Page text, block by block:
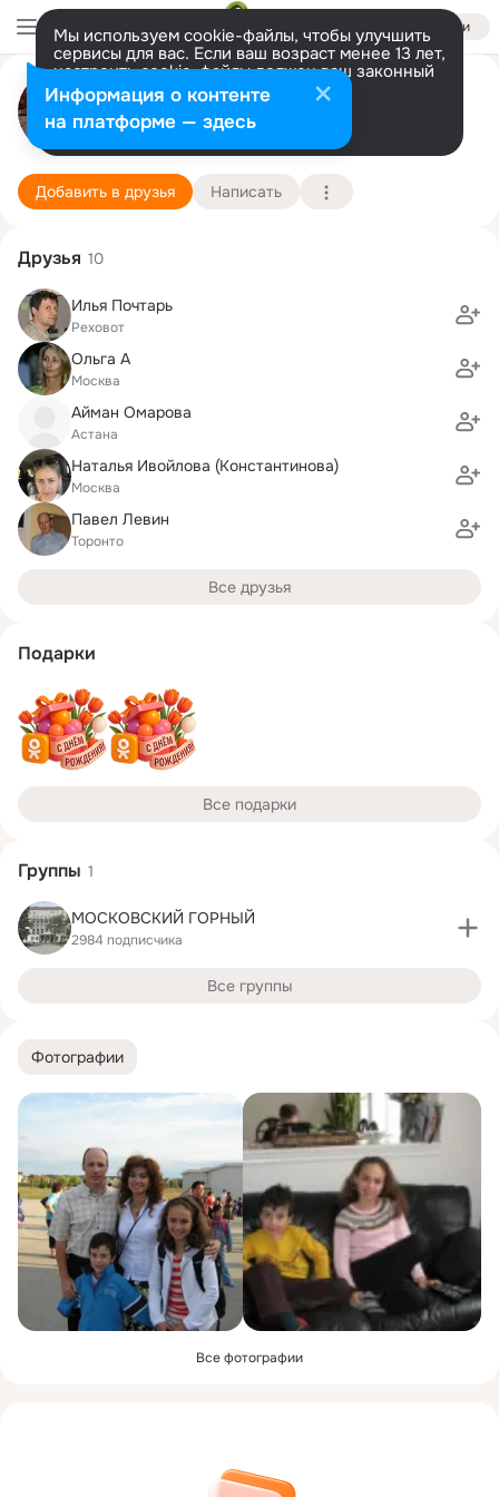
Войти
Мы используем cookie-файлы, чтобы улучшить
сервисы для вас. Если ваш возраст менее 13 лет,
настроить cookie-файлы должен ваш законный
представитель. Больше информации
Разрешить все Настроить
Елена Левин
Торонто
1 августа (56 лет)
МГГУ, Московский государственный горный
Подробнее
Добавить в друзья Написать
Фотографии
Все фотографии
Друзья 10
Илья Почтарь
Реховот
Ольга A
Москва
Айман Омарова
Астана
Наталья Ивойлова (Константинова)
Москва
Павел Левин
Торонто
Все друзья
Подарки
Все подарки
Группы 1
МОСКОВСКИЙ ГОРНЫЙ
2984 подписчика
Все группы
Информация о контенте
на платформе — здесь